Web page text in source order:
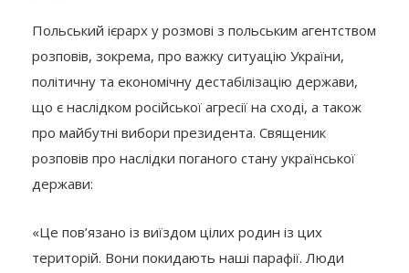
Польський ієрарх у розмові з польським агентством
розповів, зокрема, про важку ситуацію України,
політичну та економічну дестабілізацію держави,
що є наслідком російської агресії на сході, а також
про майбутні вибори президента. Священик
розповів про наслідки поганого стану української
держави:
«Це пов’язано із виїздом цілих родин із цих
територій. Вони покидають наші парафії. Люди